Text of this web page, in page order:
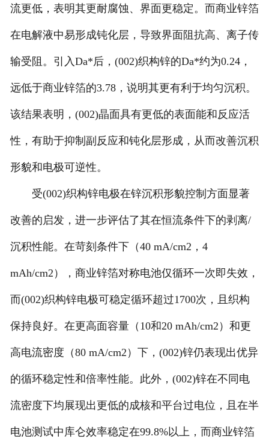
流更低，表明其更耐腐蚀、界面更稳定。而商业锌箔
在电解液中易形成钝化层，导致界面阻抗高、离子传
输受阻。引入Da*后，(002)织构锌的Da*约为0.24，
远低于商业锌箔的3.78，说明其更有利于均匀沉积。
该结果表明，(002)晶面具有更低的表面能和反应活
性，有助于抑制副反应和钝化层形成，从而改善沉积
形貌和电极可逆性。
受(002)织构锌电极在锌沉积形貌控制方面显著
改善的启发，进一步评估了其在恒流条件下的剥离/
沉积性能。在苛刻条件下（40 mA/cm2，4
mAh/cm2），商业锌箔对称电池仅循环一次即失效，
而(002)织构锌电极可稳定循环超过1700次，且织构
保持良好。在更高面容量（10和20 mAh/cm2）和更
高电流密度（80 mA/cm2）下，(002)锌仍表现出优异
的循环稳定性和倍率性能。此外，(002)锌在不同电
流密度下均展现出更低的成核和平台过电位，且在半
电池测试中库仑效率稳定在99.8%以上，而商业锌箔